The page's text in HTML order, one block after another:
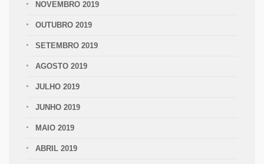
NOVEMBRO 2019
OUTUBRO 2019
SETEMBRO 2019
AGOSTO 2019
JULHO 2019
JUNHO 2019
MAIO 2019
ABRIL 2019